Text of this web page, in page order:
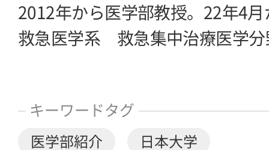
2012年から医学部教授。22年4月
救急医学系 救急集中治療医学
キーワードタグ
医学部紹介 日本大学